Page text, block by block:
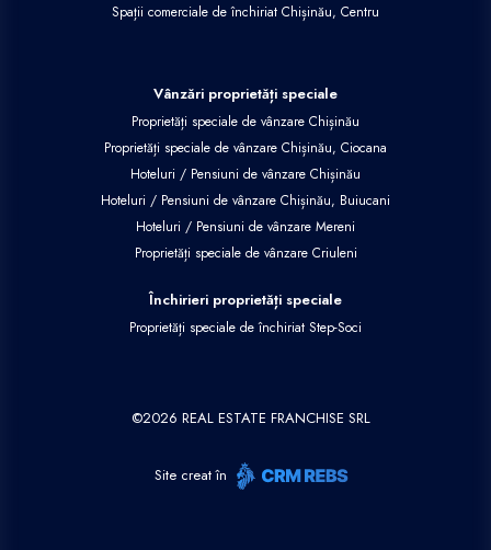
Spații comerciale de închiriat Chișinău, Centru
Vânzări proprietăți speciale
Proprietăți speciale de vânzare Chișinău
Proprietăți speciale de vânzare Chișinău, Ciocana
Hoteluri / Pensiuni de vânzare Chișinău
Hoteluri / Pensiuni de vânzare Chișinău, Buiucani
Hoteluri / Pensiuni de vânzare Mereni
Proprietăți speciale de vânzare Criuleni
Închirieri proprietăți speciale
Proprietăți speciale de închiriat Step-Soci
©2026 REAL ESTATE FRANCHISE SRL
Site creat în